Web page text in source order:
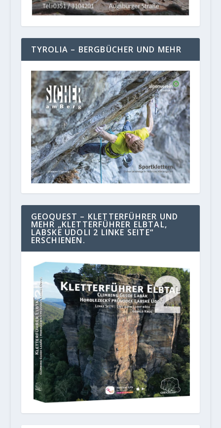
TYROLIA – BERGBÜCHER UND MEHR
GEOQUEST – KLETTERFÜHRER UND
MEHR „KLETTERFÜHRER ELBTAL,
LABSKE UDOLI 2 LINKE SEITE“
ERSCHIENEN.